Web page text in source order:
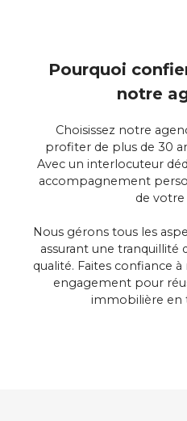
Pourquoi
notre
Choisissez notre
profiter de plus de 30
Avec un interlocuteur
accompagnement
de
Nous gérons tous les
assurant une tranquillité
qualité. Faites confiance
engagement pour
immobilière en